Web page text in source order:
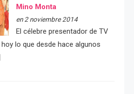
Mino Monta
en 2 noviembre 2014
El célebre presentador de TV
lo que desde hace algunos